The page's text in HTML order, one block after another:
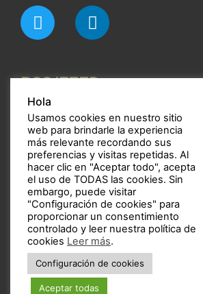
RSS/FEED
Bulbos
Copyright © 2021 Bulbos
Hola
Usamos cookies en nuestro sitio
web para brindarle la experiencia
más relevante recordando sus
preferencias y visitas repetidas. Al
hacer clic en "Aceptar todo", acepta
el uso de TODAS las cookies. Sin
embargo, puede visitar
"Configuración de cookies" para
proporcionar un consentimiento
controlado y leer nuestra política de
cookies Leer más.
Configuración de cookies
Aceptar todas